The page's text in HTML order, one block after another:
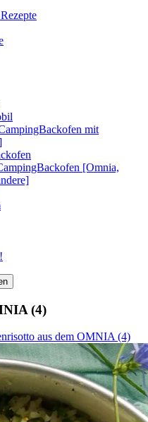
mit
[Omnia,
(4)
aus dem OMNIA (4)